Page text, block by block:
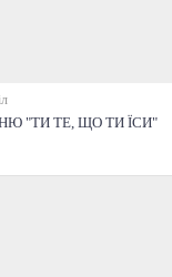
"ТИ ТЕ, ЩО ТИ ЇСИ"